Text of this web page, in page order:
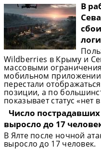
В
Wildberries в Крыму и
массовыми
мобильном приложении
перестали
позиции, а по
показывает статус «нет
Число
выросло до 17
В Ялте после ночной
выросло до 17 человек.